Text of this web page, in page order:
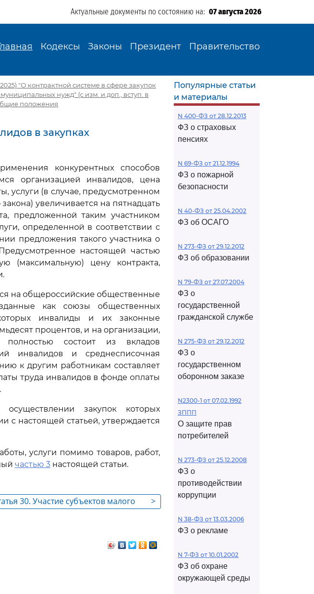
Актуальные документы по состоянию на: 07 августа 2026
Кодексы Законы Президент Правительство
"О контрактной системе в сфере закупок
нужд" (с изм. и доп., вступ. в
положения
в закупках
конкурентных способов
организацией инвалидов, цена
услуги (в случае, предусмотренном
увеличивается на пятнадцать
предложенной таким участником
определенной в соответствии с
предложения такого участника о
настоящей частью
(максимальную) цену контракта,
на общероссийские общественные
как союзы общественных
инвалиды и их законные
процентов, и на организации,
полностью состоит из вкладов
инвалидов и среднесписочная
к другим работникам составляет
труда инвалидов в фонде оплаты
закупок которых
с настоящей статьей, утверждается
услуги помимо товаров, работ,
частью 3 настоящей статьи.
>
30. Участие субъектов малого
Популярные статьи
и материалы
N 400-ФЗ от 28.12.2013
ФЗ о страховых
пенсиях
N 69-ФЗ от 21.12.1994
ФЗ о пожарной
безопасности
N 40-ФЗ от 25.04.2002
ФЗ об ОСАГО
N 273-ФЗ от 29.12.2012
ФЗ об образовании
N 79-ФЗ от 27.07.2004
ФЗ о
государственной
гражданской службе
N 275-ФЗ от 29.12.2012
ФЗ о
государственном
оборонном заказе
N2300-1 от 07.02.1992
ЗППП
О защите прав
потребителей
N 273-ФЗ от 25.12.2008
ФЗ о
противодействии
коррупции
N 38-ФЗ от 13.03.2006
ФЗ о рекламе
N 7-ФЗ от 10.01.2002
ФЗ об охране
окружающей среды